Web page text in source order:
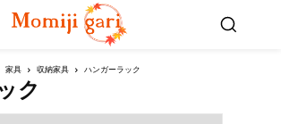
家具 収納家具 ハンガーラック
ク